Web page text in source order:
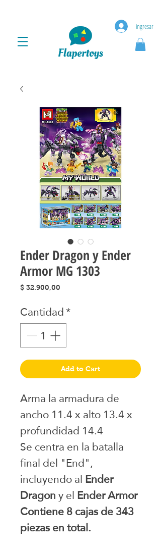
ingresar
Ender Dragon y Ender
Armor MG 1303
$ 32.900,00
Cantidad*
Add to Cart
Arma la armadura de
ancho 11.4 x alto 13.4 x
profundidad 14.4
Se centra en la batalla
final del "End",
incluyendo alEnder
Dragony elEnder Armor
Contiene 8 cajas de 343
piezas en total.